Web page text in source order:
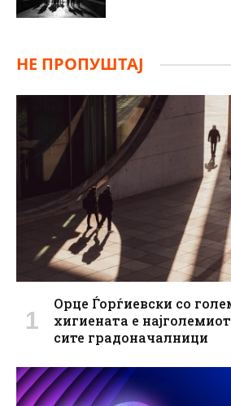
НЕ ПРОПУШТАЈ
Орце Ѓорѓиевски со
хигиената е
сите градоначалници